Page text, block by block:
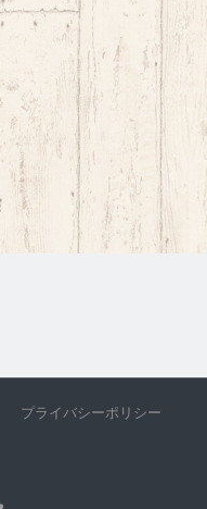
プライバシーポリシー